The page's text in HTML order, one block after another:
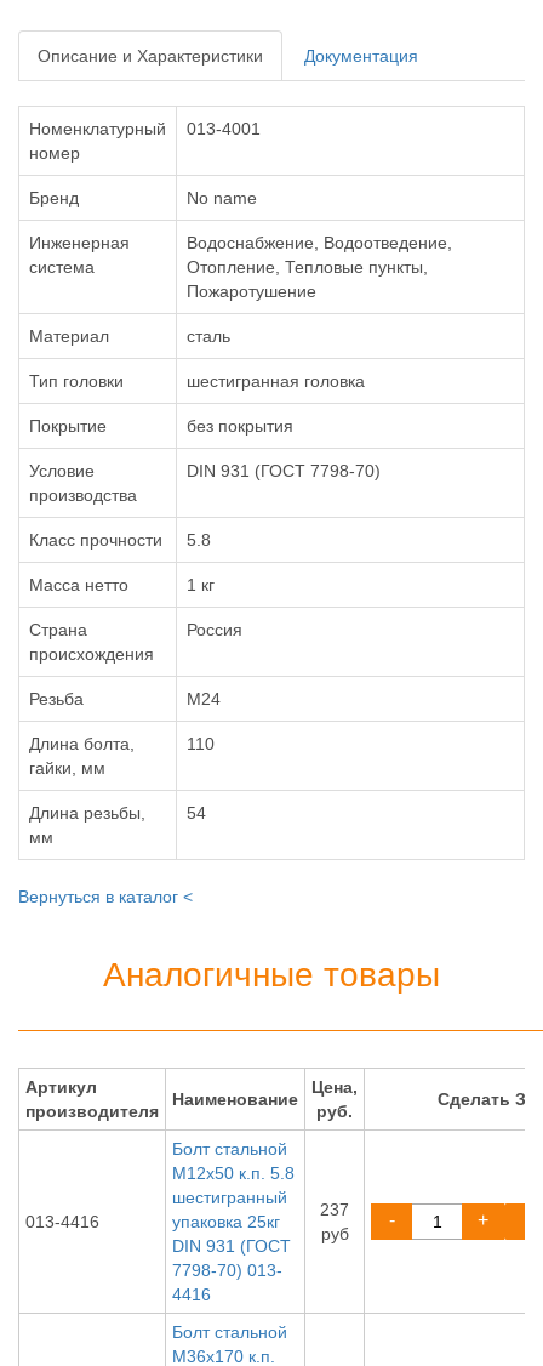
Описание и Характеристики Документация
Номенклатурный
номер
013-4001
Бренд No name
Инженерная
система
Водоснабжение, Водоотведение,
Отопление, Тепловые пункты,
Пожаротушение
Материал сталь
Тип головки шестигранная головка
Покрытие без покрытия
Условие
производства
DIN 931 (ГОСТ 7798-70)
Класс прочности 5.8
Масса нетто 1 кг
Страна
происхождения
Россия
Резьба М24
Длина болта,
гайки, мм
110
Длина резьбы,
мм
54
Вернуться в каталог <
Аналогичные товары
Артикул
производителя
Наименование
Цена,
руб.
Сделать
013-4416
Болт стальной
М12х50 к.п. 5.8
шестигранный
упаковка 25кг
DIN 931 (ГОСТ
7798-70) 013-
4416
237
руб
- +
Болт стальной
М36х170 к.п.